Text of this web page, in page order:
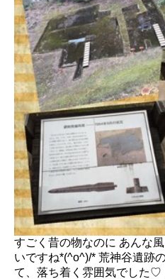
すごく昔の物なのに あんな
いですね*(^o^)/* 荒神谷遺跡
て、落ち着く雰囲気でした♡